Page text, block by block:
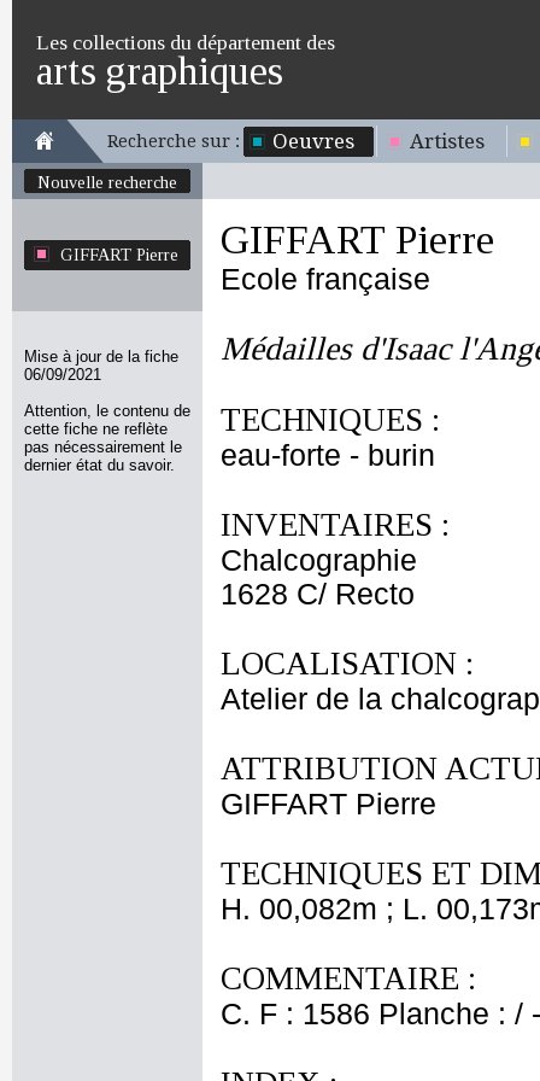
Les collections du département des
arts graphiques
Recherche sur : Oeuvres Artistes
Nouvelle recherche
GIFFART Pierre
Mise à jour de la fiche
06/09/2021
Attention, le contenu de
cette fiche ne reflète
pas nécessairement le
dernier état du savoir.
GIFFART Pierre
Ecole française
Médailles d'Isaac
TECHNIQUES :
eau-forte - burin
INVENTAIRES :
Chalcographie
1628 C/ Recto
LOCALISATION :
Atelier de la
ATTRIBUTION
GIFFART Pierre
TECHNIQUES ET
H. 00,082m ; L.
COMMENTAIRE :
C. F : 1586 Planche : /